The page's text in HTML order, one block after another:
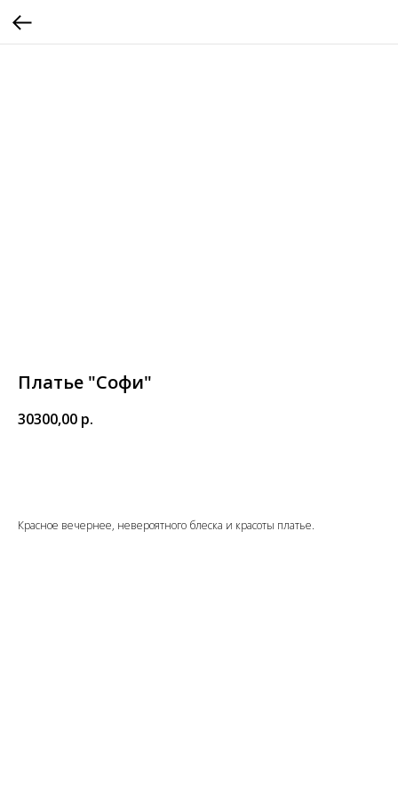
Платье "Софи"
30300,00 р.
Красное вечернее, невероятного блеска и красоты платье.